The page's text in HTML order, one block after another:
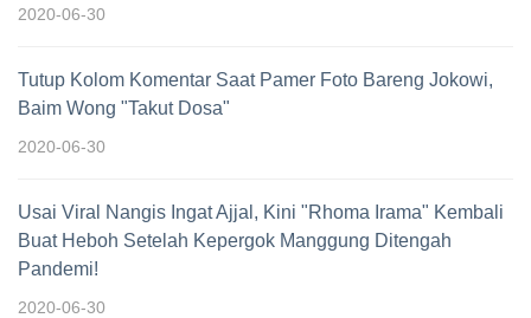
2020-06-30
Tutup Kolom Komentar Saat Pamer Foto Bareng Jokowi,
Baim Wong "Takut Dosa"
2020-06-30
Usai Viral Nangis Ingat Ajjal, Kini "Rhoma Irama" Kembali
Buat Heboh Setelah Kepergok Manggung Ditengah
Pandemi!
2020-06-30